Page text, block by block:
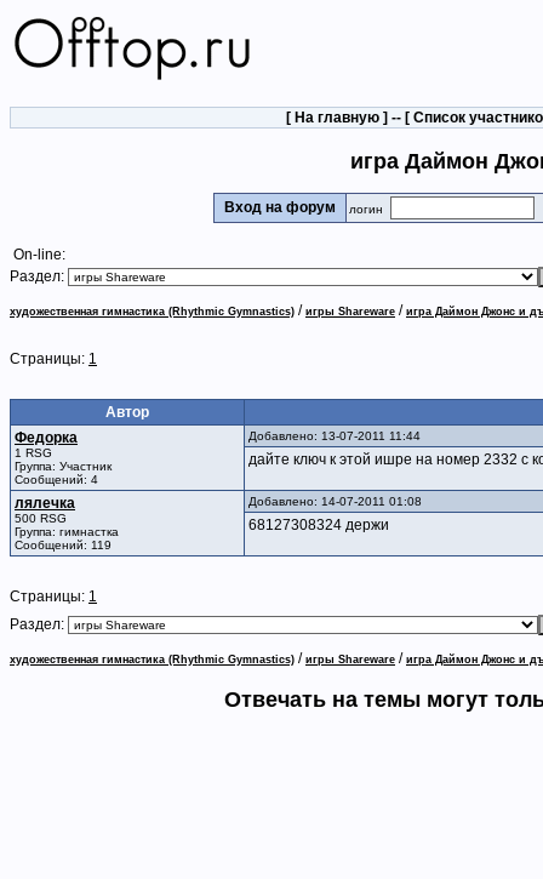
[ На главную ] -- [ Список
игра Даймон
Вход на форум логин
On-line:
Раздел:
художественная гимнастика (Rhythmic Gymnastics) / игры Shareware / игра Даймон Джонс и
Страницы: 1
Автор
Федорка
1 RSG
Группа: Участник
Сообщений: 4
Добавлено: 13-07-2011 11:44
дайте ключ к этой ишре на номер 2332 с
лялечка
500 RSG
Группа: гимнастка
Сообщений: 119
Добавлено: 14-07-2011 01:08
68127308324 держи
Страницы: 1
Раздел:
художественная гимнастика (Rhythmic Gymnastics) / игры Shareware / игра Даймон Джонс и
Отвечать на темы могут